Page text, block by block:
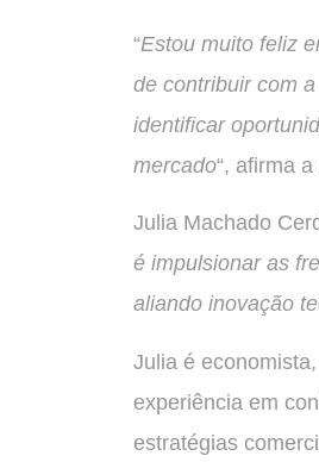
“Estou muito feliz
de contribuir com
identificar
mercado“, afirma
Julia Machado
é impulsionar as
aliando inovação
Julia é
experiência em
estratégias